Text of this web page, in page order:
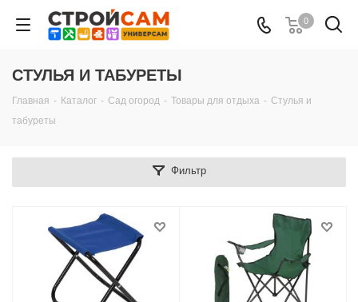
0
СТУЛЬЯ И ТАБУРЕТЫ
Главная - Каталог - Сад огород - Товары для отдыха - Стулья и
табуреты
Фильтр